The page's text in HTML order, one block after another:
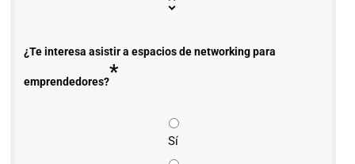
¿Te interesa asistir a espacios de networking para
emprendedores?*
Sí